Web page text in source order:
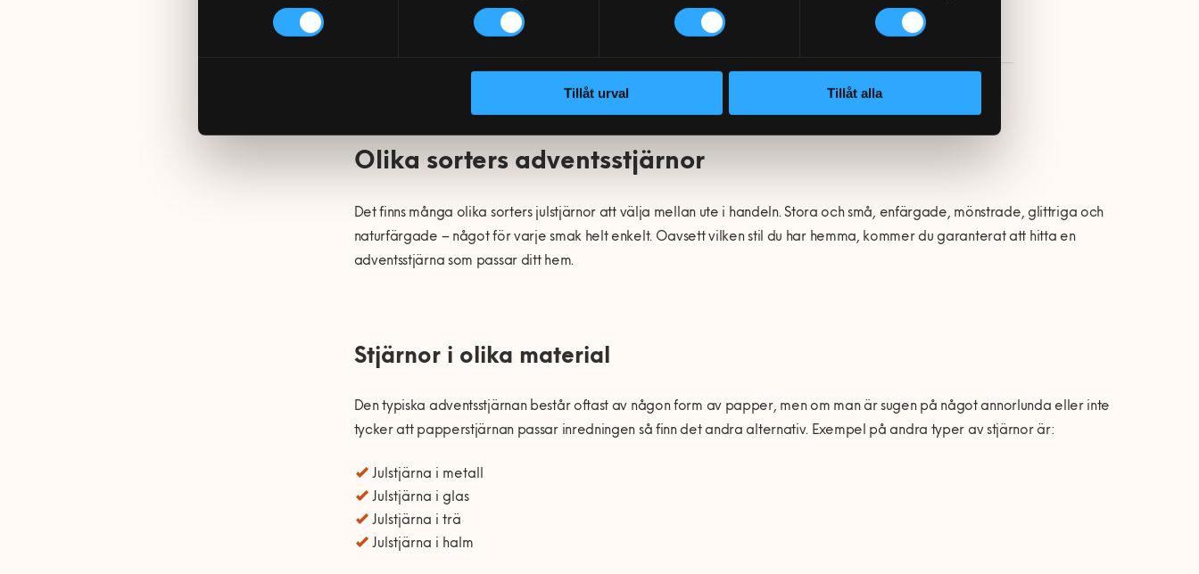
Tillåt urval Tillåt alla
Här kan du få hjälp! Boka en Fixare »
Olika sorters adventsstjärnor
Det finns många olika sorters julstjärnor att välja mellan ute i handeln. Stora och små, enfärgade, mönstrade, glittriga och
naturfärgade – något för varje smak helt enkelt. Oavsett vilken stil du har hemma, kommer du garanterat att hitta en
adventsstjärna som passar ditt hem.
Stjärnor i olika material
Den typiska adventsstjärnan består oftast av någon form av papper, men om man är sugen på något annorlunda eller inte
tycker att papperstjärnan passar inredningen så finn det andra alternativ. Exempel på andra typer av stjärnor är:
Julstjärna i metall
Julstjärna i glas
Julstjärna i trä
Julstjärna i halm